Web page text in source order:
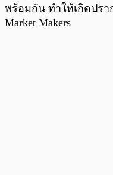
พร้อมกัน ทำให้เกิดปร
Market Makers